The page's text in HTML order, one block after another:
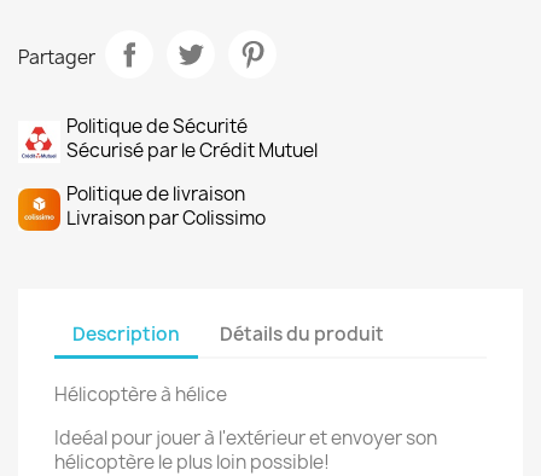
Partager
Politique de Sécurité
Sécurisé par le Crédit Mutuel
Politique de livraison
Livraison par Colissimo
Description Détails du produit
Hélicoptère à hélice
Ideéal pour jouer à l'extérieur et envoyer son
hélicoptère le plus loin possible!